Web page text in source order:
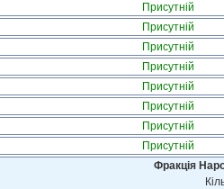
Присутній
Присутній
Присутній
Присутній
Присутній
Присутній
Присутній
Присутній
Фракція